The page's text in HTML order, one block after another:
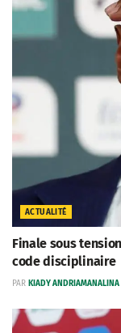
ACTUALITÉ
Finale sous
code disciplinaire
PAR KIADY ANDRIAMANALINA